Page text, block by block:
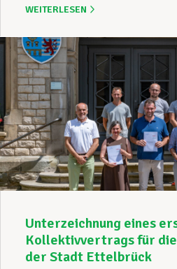
WEITERLESEN
Unterzeichnung eines
Kollektivvertrags für
der Stadt Ettelbrück